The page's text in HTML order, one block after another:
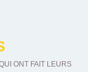
ONT FAIT LEURS